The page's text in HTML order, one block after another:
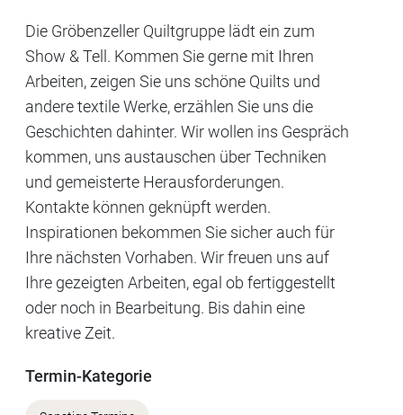
Die Gröbenzeller Quiltgruppe lädt ein zum
Show & Tell. Kommen Sie gerne mit Ihren
Arbeiten, zeigen Sie uns schöne Quilts und
andere textile Werke, erzählen Sie uns die
Geschichten dahinter. Wir wollen ins Gespräch
kommen, uns austauschen über Techniken
und gemeisterte Herausforderungen.
Kontakte können geknüpft werden.
Inspirationen bekommen Sie sicher auch für
Ihre nächsten Vorhaben. Wir freuen uns auf
Ihre gezeigten Arbeiten, egal ob fertiggestellt
oder noch in Bearbeitung. Bis dahin eine
kreative Zeit.
Termin-Kategorie